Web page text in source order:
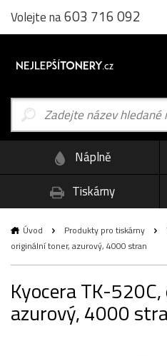
Volejte na603 716 092
Náplně
Tiskárny
Úvod Produkty pro tiskárny
originální toner, azurový, 4000 stran
Kyocera TK-
azurový, 4000